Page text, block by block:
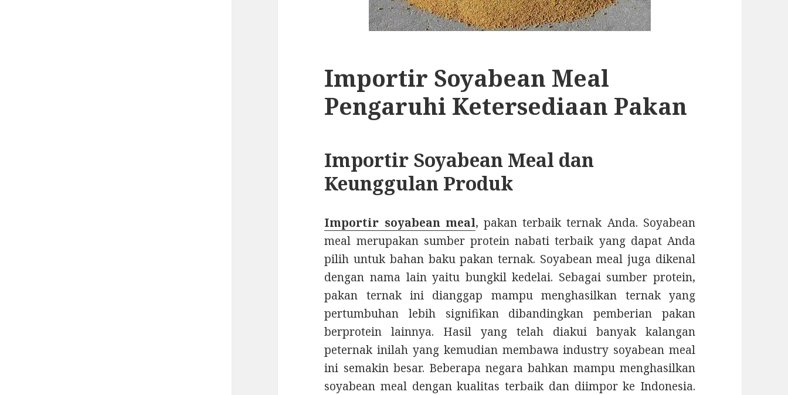
Importir Soyabean Meal
Pengaruhi Ketersediaan Pakan
Importir Soyabean Meal dan
Keunggulan Produk
Importir soyabean meal, pakan terbaik ternak Anda. Soyabean
meal merupakan sumber protein nabati terbaik yang dapat Anda
pilih untuk bahan baku pakan ternak. Soyabean meal juga dikenal
dengan nama lain yaitu bungkil kedelai. Sebagai sumber protein,
pakan ternak ini dianggap mampu menghasilkan ternak yang
pertumbuhan lebih signifikan dibandingkan pemberian pakan
berprotein lainnya. Hasil yang telah diakui banyak kalangan
peternak inilah yang kemudian membawa industry soyabean meal
ini semakin besar. Beberapa negara bahkan mampu menghasilkan
soyabean meal dengan kualitas terbaik dan diimpor ke Indonesia.